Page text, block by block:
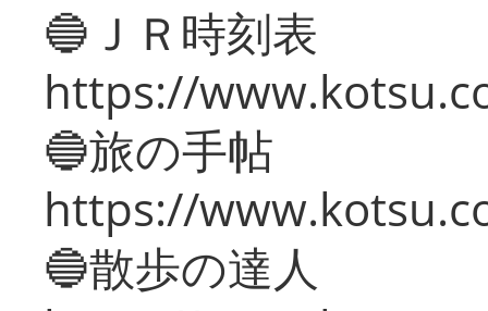
🔵ＪＲ時刻表
https://
🔵旅の手帖
https://
🔵散歩の達人